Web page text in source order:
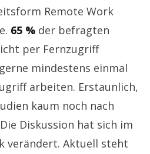
Remote Work
65 % der befragten
per Fernzugriff
mindestens einmal
arbeiten. Erstaunlich,
kaum noch nach
Diskussion hat sich im
verändert. Aktuell steht